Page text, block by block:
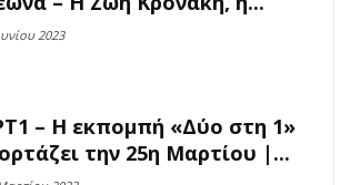
2023
– Η εκπομπή «Δύο στη 1»
την 25η Μαρτίου |...